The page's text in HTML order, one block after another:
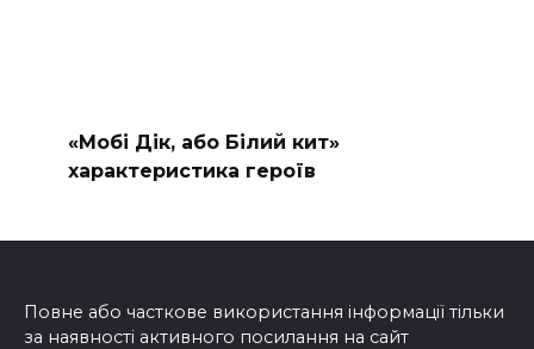
«Мобі Дік, або Білий кит»
характеристика героїв
Повне або часткове використання інформації тільки
за наявності активного посилання на сайт